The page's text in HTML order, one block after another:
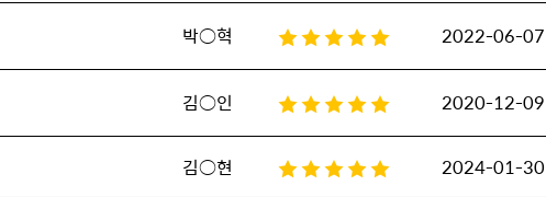
박○혁 2022-06-07
김○인 2020-12-09
김○현 2024-01-30